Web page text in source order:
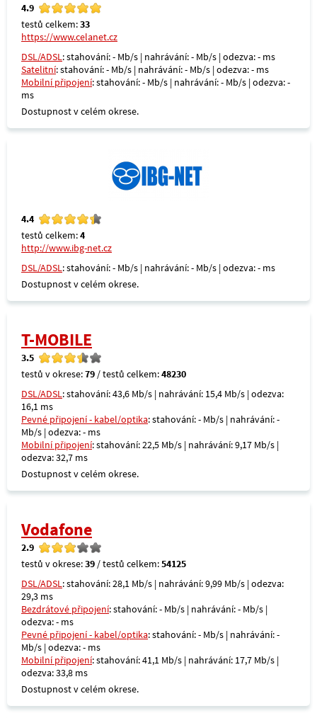
4.9
testů celkem:33
https://www.celanet.cz
DSL/ADSL: stahování: - Mb/s | nahrávání: - Mb/s | odezva: - ms
Satelitní: stahování: - Mb/s | nahrávání: - Mb/s | odezva: - ms
Mobilní připojení: stahování: - Mb/s | nahrávání: - Mb/s | odezva: -
ms
Dostupnost v celém okrese.
4.4
testů celkem:4
http://www.ibg-net.cz
DSL/ADSL: stahování: - Mb/s | nahrávání: - Mb/s | odezva: - ms
Dostupnost v celém okrese.
T-MOBILE
3.5
testů v okrese:79 / testů celkem:48230
DSL/ADSL: stahování: 43,6 Mb/s | nahrávání: 15,4 Mb/s | odezva:
16,1 ms
Pevné připojení - kabel/optika: stahování: - Mb/s | nahrávání: -
Mb/s | odezva: - ms
Mobilní připojení: stahování: 22,5 Mb/s | nahrávání: 9,17 Mb/s |
odezva: 32,7 ms
Dostupnost v celém okrese.
Vodafone
2.9
testů v okrese:39 / testů celkem:54125
DSL/ADSL: stahování: 28,1 Mb/s | nahrávání: 9,99 Mb/s | odezva:
29,3 ms
Bezdrátové připojení: stahování: - Mb/s | nahrávání: - Mb/s |
odezva: - ms
Pevné připojení - kabel/optika: stahování: - Mb/s | nahrávání: -
Mb/s | odezva: - ms
Mobilní připojení: stahování: 41,1 Mb/s | nahrávání: 17,7 Mb/s |
odezva: 33,8 ms
Dostupnost v celém okrese.